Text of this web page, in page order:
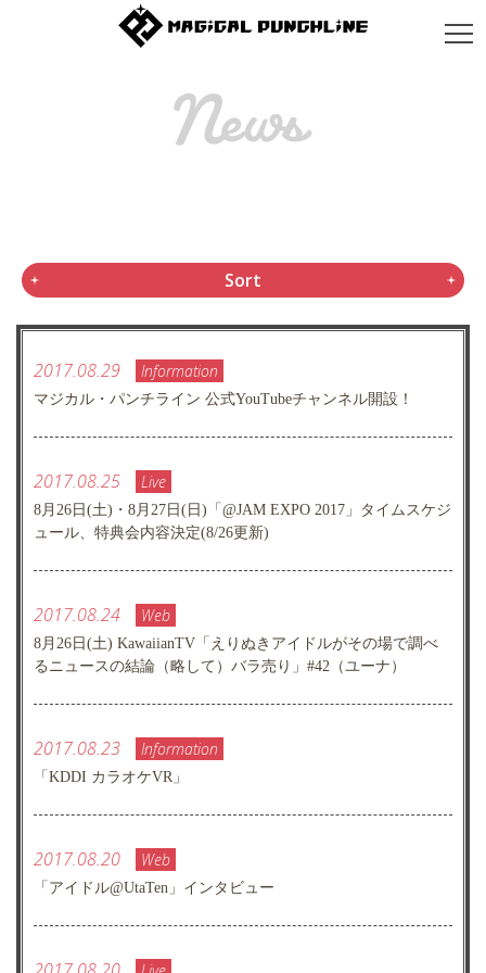
Sort
2017.08.29 Information
マジカル・パンチライン 公式YouTubeチャンネル開設！
2017.08.25 Live
8月26日(土)・8月27日(日)「@JAM EXPO 2017」タイムスケジ
ュール、特典会内容決定(8/26更新)
2017.08.24 Web
8月26日(土) KawaiianTV「えりぬきアイドルがその場で調べ
るニュースの結論（略して）バラ売り」#42（ユーナ）
2017.08.23 Information
「KDDI カラオケVR」
2017.08.20 Web
「アイドル@UtaTen」インタビュー